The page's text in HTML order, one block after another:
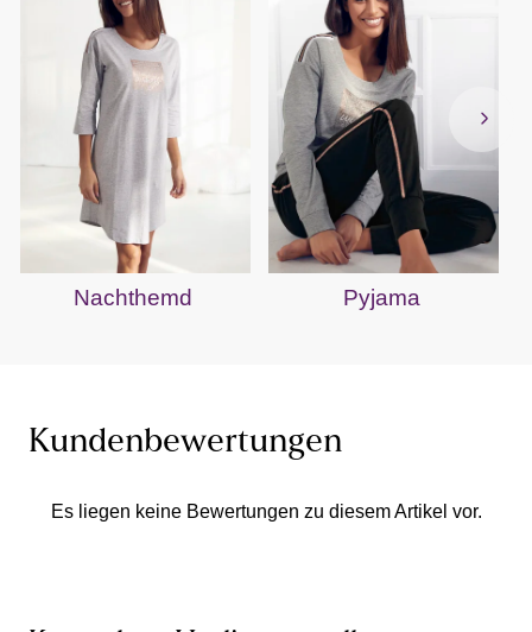
Nachthemd Pyjama
Kundenbewertungen
Es liegen keine Bewertungen zu diesem Artikel vor.